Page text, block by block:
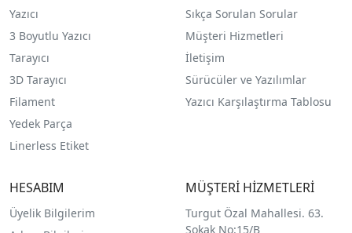
Yazıcı
3 Boyutlu Yazıcı
Tarayıcı
3D Tarayıcı
Filament
Yedek Parça
Linerless Etiket
Sıkça Sorulan Sorular
Müşteri Hizmetleri
İletişim
Sürücüler ve Yazılımlar
Yazıcı Karşılaştırma Tablosu
HESABIM
Üyelik Bilgilerim
MÜŞTERİ HİZMETLERİ
Turgut Özal Mahallesi. 63.
Sokak No:15/B